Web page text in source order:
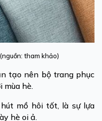
tham khảo)
tạo nên bộ trang phục
mùa hè.
mồ hôi tốt, là sự lựa
hè oi ả.